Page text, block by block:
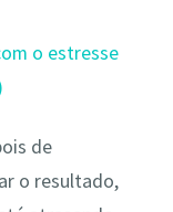
o estresse
de
o resultado,